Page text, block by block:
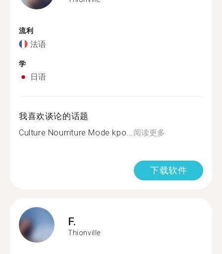
流利
法语
学
日语
我喜欢谈论的话题
Culture Nourriture Mode kpo...阅读更多
下载软件
F.
Thionville